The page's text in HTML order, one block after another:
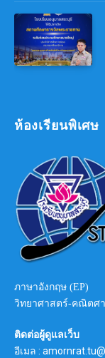
ห้องเรียนพิเศษ
ภาษาอังกฤษ (EP)
วิทยาศาสตร์-คณิตศา
ติดต่อผู้ดูแลเว็บ
อีเมล :